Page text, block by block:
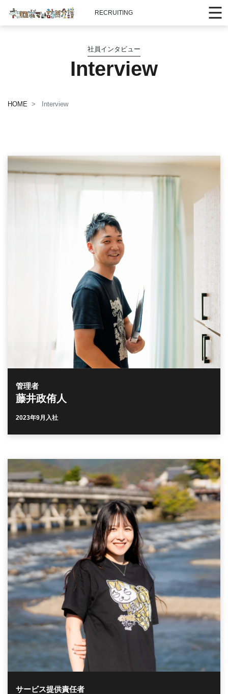
RECRUITING
社員インタビュー
Interview
HOME Interview
管理者
藤井政侑人
2023年9月入社
サービス提供責任者